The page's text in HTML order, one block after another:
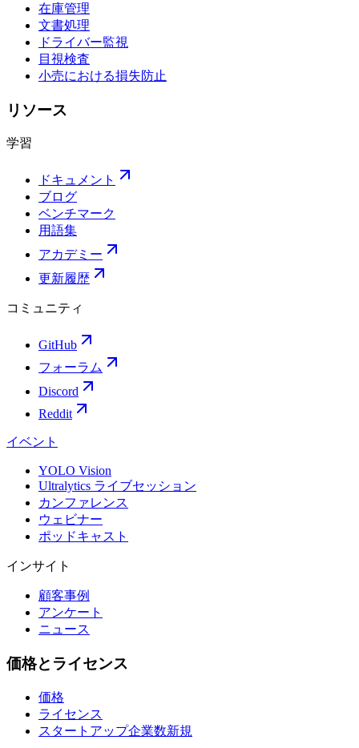
在庫管理
文書処理
ドライバー監視
目視検査
小売における損失防止
リソース
学習
ドキュメント
ブログ
ベンチマーク
用語集
アカデミー
更新履歴
コミュニティ
GitHub
フォーラム
Discord
Reddit
イベント
YOLO Vision
Ultralytics ライブセッション
カンファレンス
ウェビナー
ポッドキャスト
インサイト
顧客事例
アンケート
ニュース
価格とライセンス
価格
ライセンス
スタートアップ企業数新規